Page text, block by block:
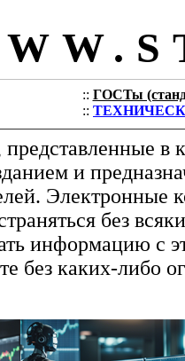
:: ГОСТы
::
в
и
Электронные
без
информацию с
без каких-либо